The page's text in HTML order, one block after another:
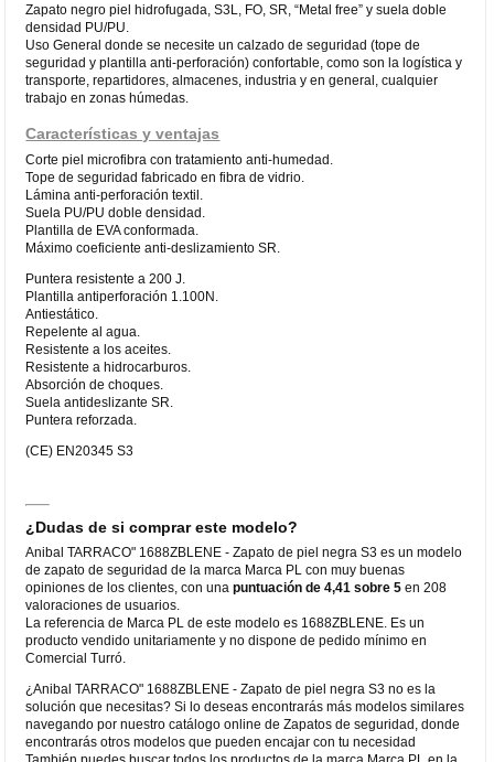
Zapato negro piel hidrofugada, S3L, FO, SR, “Metal free” y suela doble
densidad PU/PU.
Uso General donde se necesite un calzado de seguridad (tope de
seguridad y plantilla anti-perforación) confortable, como son la logística y
transporte, repartidores, almacenes, industria y en general, cualquier
trabajo en zonas húmedas.
Características y ventajas
Corte piel microfibra con tratamiento anti-humedad.
Tope de seguridad fabricado en fibra de vidrio.
Lámina anti-perforación textil.
Suela PU/PU doble densidad.
Plantilla de EVA conformada.
Máximo coeficiente anti-deslizamiento SR.
Puntera resistente a 200 J.
Plantilla antiperforación 1.100N.
Antiestático.
Repelente al agua.
Resistente a los aceites.
Resistente a hidrocarburos.
Absorción de choques.
Suela antideslizante SR.
Puntera reforzada.
(CE) EN20345 S3
¿Dudas de si comprar este modelo?
Anibal TARRACO" 1688ZBLENE - Zapato de piel negra S3 es un modelo
de zapato de seguridad de la marca Marca PL con muy buenas
opiniones de los clientes, con unapuntuación de 4,41 sobre 5 en 208
valoraciones de usuarios.
La referencia de Marca PL de este modelo es 1688ZBLENE. Es un
producto vendido unitariamente y no dispone de pedido mínimo en
Comercial Turró.
¿Anibal TARRACO" 1688ZBLENE - Zapato de piel negra S3 no es la
solución que necesitas? Si lo deseas encontrarás más modelos similares
navegando por nuestro catálogo online de Zapatos de seguridad, donde
encontrarás otros modelos que pueden encajar con tu necesidad